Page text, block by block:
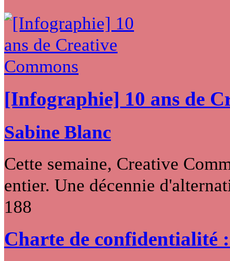
[Infographie] 10 ans de
Sabine Blanc
Cette semaine, Creative
entier. Une décennie
188
Charte de confidentialité